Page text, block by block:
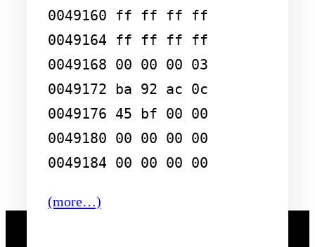
0049160 ff ff ff ff
0049164 ff ff ff ff
0049168 00 00 00 03
0049172 ba 92 ac 0c
0049176 45 bf 00 00
0049180 00 00 00 00
(more…)